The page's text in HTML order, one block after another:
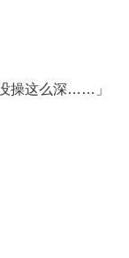
这么深……」